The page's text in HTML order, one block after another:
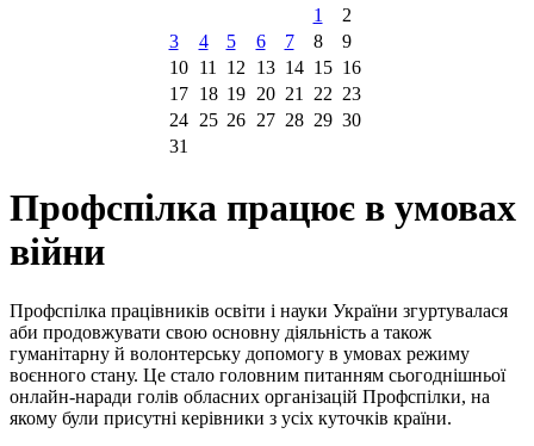
1
2
3
4 5 6 7 8
9
10
11 12 13 14 15 16
17
18 19 20 21 22 23
24
25 26 27 28 29 30
31
Профспілка працює в умовах
війни
Профспілка працівників освіти і науки України згуртувалася
аби продовжувати свою основну діяльність а також
гуманітарну й волонтерську допомогу в умовах режиму
воєнного стану. Це стало головним питанням сьогоднішньої
онлайн-наради голів обласних організацій Профспілки, на
якому були присутні керівники з усіх куточків країни.